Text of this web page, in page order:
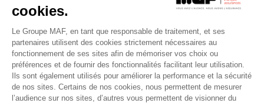
cookies.
Le Groupe MAF, en tant que responsable de traitement, et ses
partenaires utilisent des cookies strictement nécessaires au
fonctionnement de ses sites afin de mémoriser vos choix ou
préférences et de fournir des fonctionnalités facilitant leur utilisation.
Ils sont également utilisés pour améliorer la performance et la sécurité
de nos sites. Certains de nos cookies, nous permettent de mesurer
l’audience sur nos sites, d’autres vous permettent de visionner du
Vous souhaitez rejoindre les équipes de la MAF ?
Découvrez nos offres d'emploi
SUIVRE LA MAF